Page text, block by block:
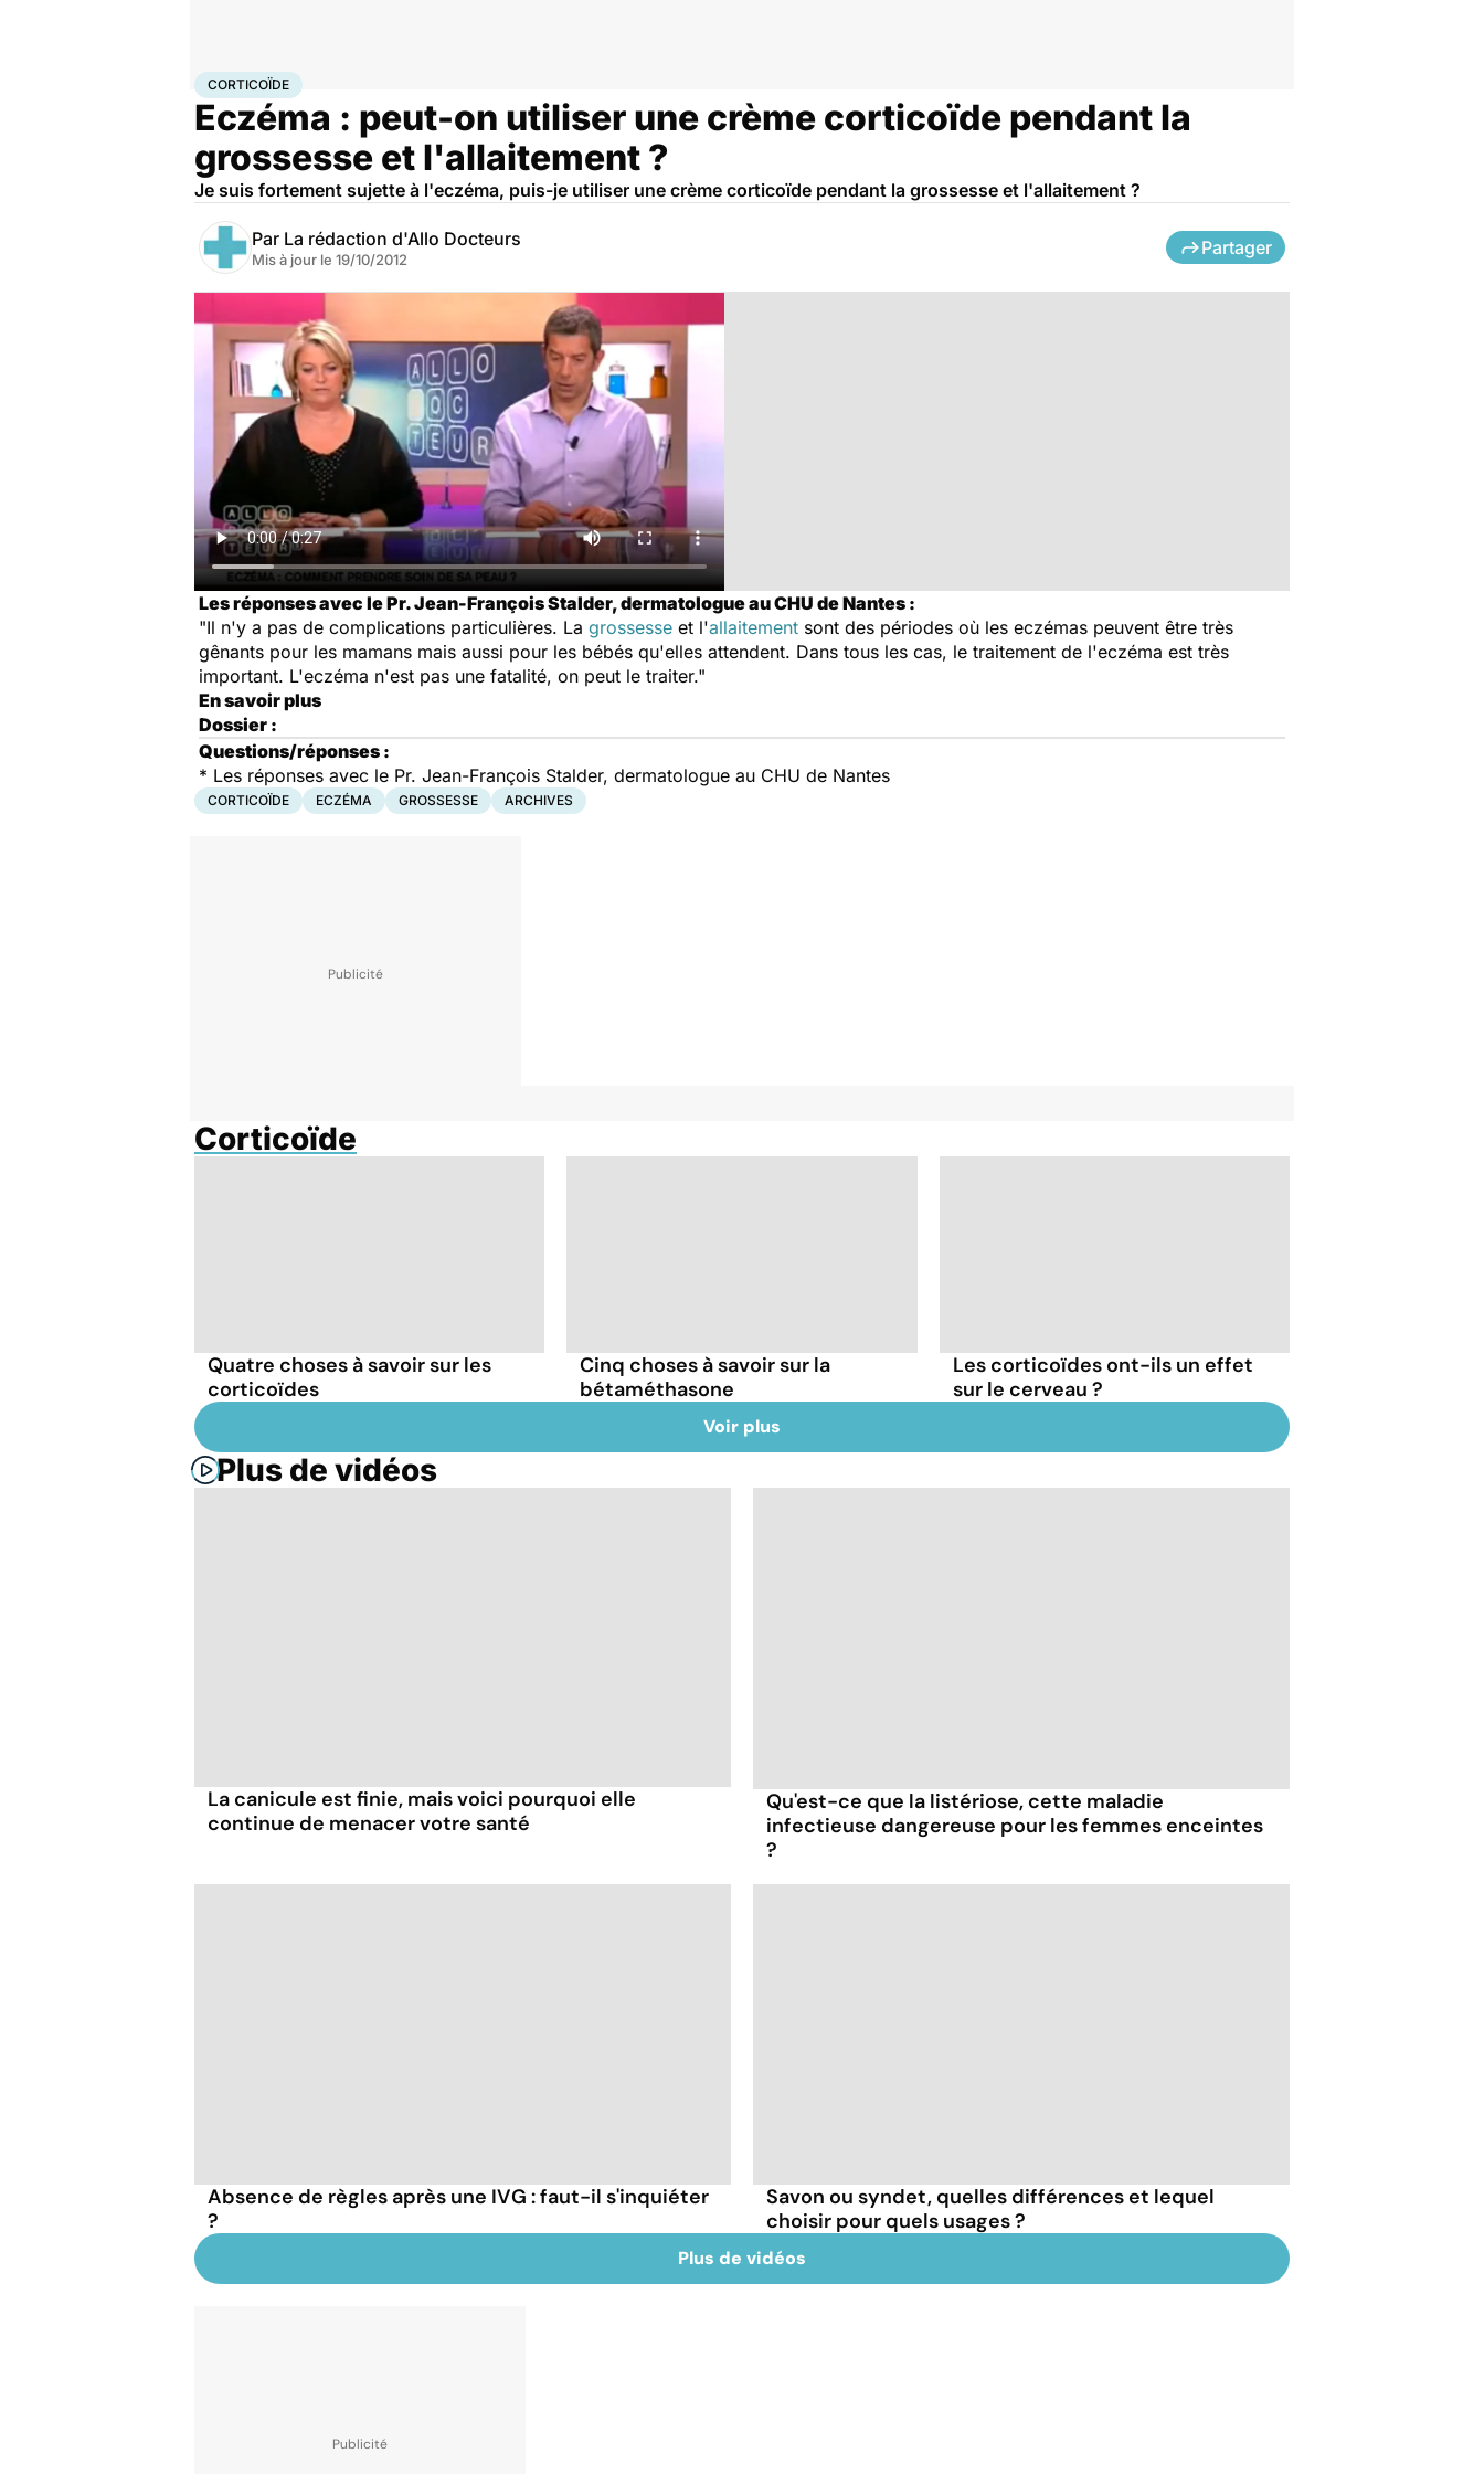
AccueilFamilleGrossesse
CORTICOÏDE
Eczéma : peut-on utiliser une crème corticoïde pendant la
grossesse et l'allaitement ?
Je suis fortement sujette à l'eczéma, puis-je utiliser une crème corticoïde pendant la grossesse et l'allaitement ?
Par La rédaction d'Allo Docteurs
Mis à jour le 19/10/2012
Partager
Les réponses avec le Pr. Jean-François Stalder, dermatologue au CHU de Nantes :
"Il n'y a pas de complications particulières. La grossesse et l'allaitement sont des périodes où les eczémas peuvent être très
gênants pour les mamans mais aussi pour les bébés qu'elles attendent. Dans tous les cas, le traitement de l'eczéma est très
important. L'eczéma n'est pas une fatalité, on peut le traiter."
En savoir plus
Dossier :
Questions/réponses :
* Les réponses avec le Pr. Jean-François Stalder, dermatologue au CHU de Nantes
CORTICOÏDE ECZÉMA GROSSESSE ARCHIVES
Corticoïde
Quatre choses à savoir sur les
corticoïdes
Cinq choses à savoir sur la
bétaméthasone
Les corticoïdes ont-ils un effet
sur le cerveau ?
Voir plus
Plus de vidéos
La canicule est finie, mais voici pourquoi elle
continue de menacer votre santé
Qu'est-ce que la listériose, cette maladie
infectieuse dangereuse pour les femmes enceintes
?
Absence de règles après une IVG : faut-il s'inquiéter
?
Savon ou syndet, quelles différences et lequel
choisir pour quels usages ?
Plus de vidéos